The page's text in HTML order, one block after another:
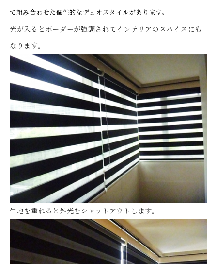
で組み合わせた個性的なデュオスタイルがあります。
光が入るとボーダーが強調されてインテリアのスパイスにも
なります。
生地を重ねると外光をシャットアウトします。